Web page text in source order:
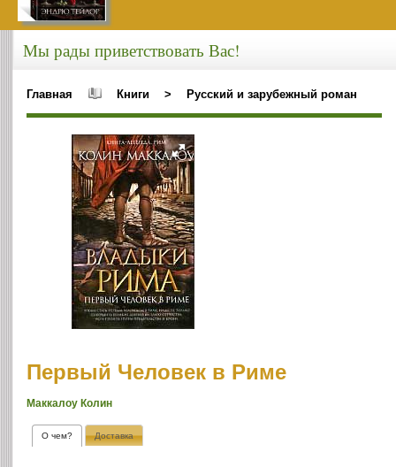
Мы рады приветствовать Вас!
Главная Книги > Русский и зарубежный роман
Первый Человек в Риме
Маккалоу Колин
О чем? Доставка